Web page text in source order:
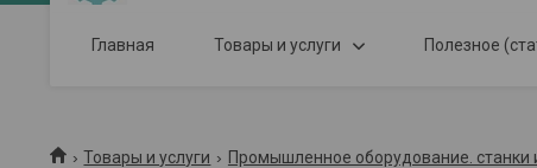
Главная Товары и услуги Полезное
Товары и услуги Промышленное оборудование. станки